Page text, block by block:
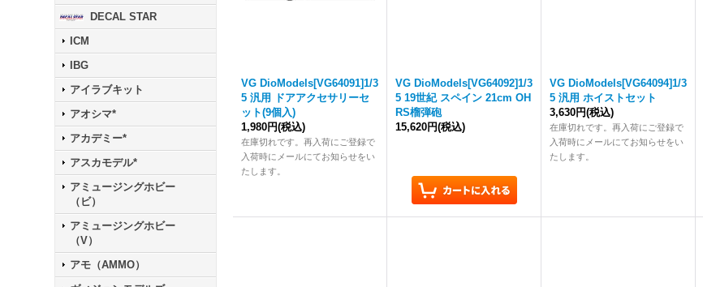
DECAL STAR
ICM
IBG
アイラブキット
アオシマ*
アカデミー*
アスカモデル*
アミュージングホビー
（ビ）
アミュージングホビー
（V）
アモ（AMMO）
VG DioModels[VG64091]1/3
5 汎用 ドアアクセサリーセ
ット(9個入)
1,980円(税込)
在庫切れです。再入荷にご登録で
入荷時にメールにてお知らせをい
たします。
VG DioModels[VG64092]1/3
5 19世紀 スペイン 21cm OH
RS榴弾砲
15,620円(税込)
VG DioModels[VG64094]1/3
5 汎用 ホイストセット
3,630円(税込)
在庫切れです。再入荷にご登録で
入荷時にメールにてお知らせをい
たします。